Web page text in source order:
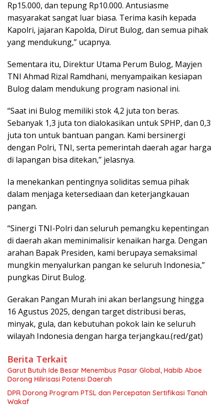
Rp15.000, dan tepung Rp10.000. Antusiasme
masyarakat sangat luar biasa. Terima kasih kepada
Kapolri, jajaran Kapolda, Dirut Bulog, dan semua pihak
yang mendukung,” ucapnya.
Sementara itu, Direktur Utama Perum Bulog, Mayjen
TNI Ahmad Rizal Ramdhani, menyampaikan kesiapan
Bulog dalam mendukung program nasional ini.
“Saat ini Bulog memiliki stok 4,2 juta ton beras.
Sebanyak 1,3 juta ton dialokasikan untuk SPHP, dan 0,3
juta ton untuk bantuan pangan. Kami bersinergi
dengan Polri, TNI, serta pemerintah daerah agar harga
di lapangan bisa ditekan,” jelasnya.
Ia menekankan pentingnya soliditas semua pihak
dalam menjaga ketersediaan dan keterjangkauan
pangan.
“Sinergi TNI-Polri dan seluruh pemangku kepentingan
di daerah akan meminimalisir kenaikan harga. Dengan
arahan Bapak Presiden, kami berupaya semaksimal
mungkin menyalurkan pangan ke seluruh Indonesia,”
pungkas Dirut Bulog.
Gerakan Pangan Murah ini akan berlangsung hingga
16 Agustus 2025, dengan target distribusi beras,
minyak, gula, dan kebutuhan pokok lain ke seluruh
wilayah Indonesia dengan harga terjangkau.(red/gat)
Berita Terkait
Garut Butuh Ide Besar Menembus Pasar Global, Habib Aboe
Dorong Hilirisasi Potensi Daerah
DPR Dorong Program PTSL dan Percepatan Sertifikasi Tanah
Wakaf